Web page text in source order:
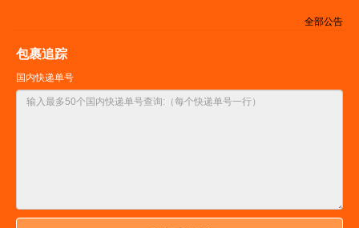
全部公告
包裹追踪
国内快递单号